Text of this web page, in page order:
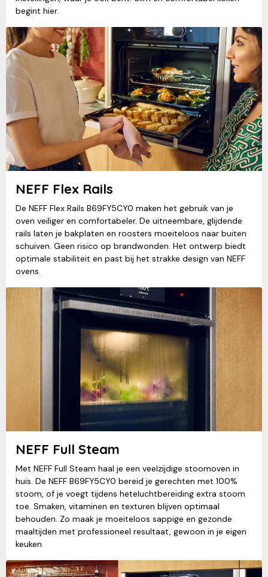
begint hier.
NEFF Flex Rails
De NEFF Flex Rails B69FY5CY0 maken het gebruik van je
oven veiliger en comfortabeler. De uitneembare, glijdende
rails laten je bakplaten en roosters moeiteloos naar buiten
schuiven. Geen risico op brandwonden. Het ontwerp biedt
optimale stabiliteit en past bij het strakke design van NEFF
ovens.
NEFF Full Steam
Met NEFF Full Steam haal je een veelzijdige stoomoven in
huis. De NEFF B69FY5CY0 bereid je gerechten met 100%
stoom, of je voegt tijdens heteluchtbereiding extra stoom
toe. Smaken, vitaminen en texturen blijven optimaal
behouden. Zo maak je moeiteloos sappige en gezonde
maaltijden met professioneel resultaat, gewoon in je eigen
keuken.